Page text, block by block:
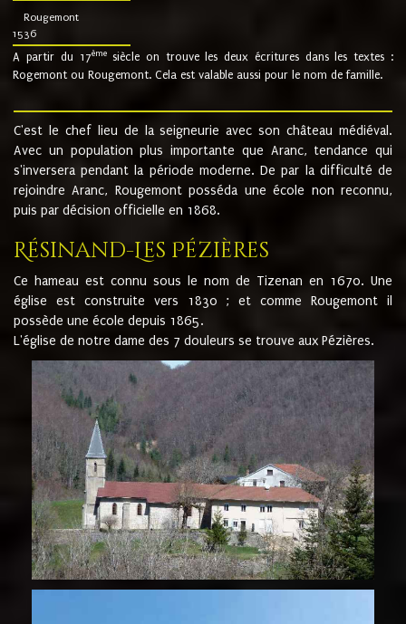
Rougemont
1536
A partir du 17ème siècle on trouve les deux écritures dans les textes :
Rogemont ou Rougemont. Cela est valable aussi pour le nom de famille.
C'est le chef lieu de la seigneurie avec son château médiéval.
Avec un population plus importante que Aranc, tendance qui
s'inversera pendant la période moderne. De par la difficulté de
rejoindre Aranc, Rougemont posséda une école non reconnu,
puis par décision officielle en 1868.
Résinand-Les Pézières
Ce hameau est connu sous le nom de Tizenan en 1670. Une
église est construite vers 1830 ; et comme Rougemont il
possède une école depuis 1865.
L'église de notre dame des 7 douleurs se trouve aux Pézières.